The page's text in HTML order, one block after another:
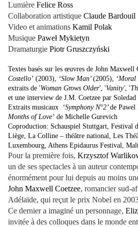
Lumière Felice Ross
Collaboration artistique Claude Bardouil
Video et animations Kamil Polak
Musique Paweł Mykietyn
Dramaturgie Piotr Gruszczyński
Textes basés sur les œuvres de John Maxwell
Costello’ (2003), ‘Slow Man’(2005), ‘Moral
extraits de 'Woman Grows Older', 'Vanity', '
et une interview de J.M. Coetzee par
Extraits musicaux
‘Symphony N°2’de
Months of Love’ de Michelle Gurevich
Coproduction: Schauspiel Stuttgart, Festival
Liège, La Colline – théâtre national, Les
Luxembourg, Athens Epidaurus Festival,
Pour la première fois, Krzysztof
un de ses spectacles à un auteur
énormément pour lui depuis au moins
John Maxwell Coetzee, romancier sud-
Adélaïde, qui reçut le prix Nobel en
Ce dernier a imaginé un personnage,
invitée à des colloques dans le monde